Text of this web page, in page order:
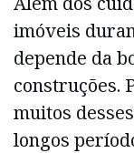
imóveis
depende da
construções.
muitos
longos